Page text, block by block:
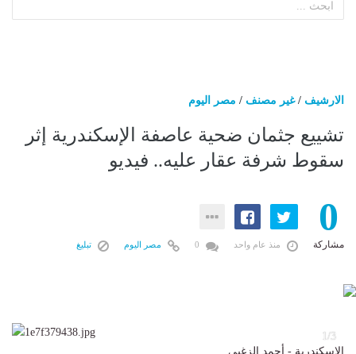
الارشيف /غير مصنف / مصر اليوم
تشييع جثمان ضحية عاصفة الإسكندرية إثر
سقوط شرفة عقار عليه.. فيديو
0
مشاركة منذ عام واحد مصر اليوم تبليغ
1/3
الإسكندرية - أحمد الزغبى